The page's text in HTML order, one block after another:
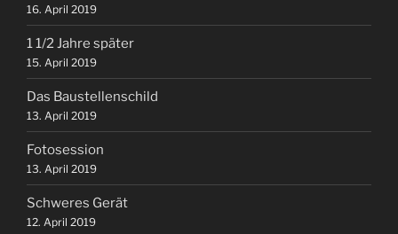
16. April 2019
1 1/2 Jahre später
15. April 2019
Das Baustellenschild
13. April 2019
Fotosession
13. April 2019
Schweres Gerät
12. April 2019